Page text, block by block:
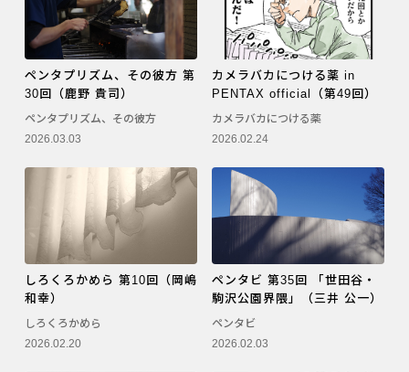
ペンタプリズム、その彼方 第
30回（鹿野 貴司）
ペンタプリズム、その彼方
2026.03.03
カメラバカにつける薬 in
PENTAX official（第49回）
カメラバカにつける薬
2026.02.24
しろくろかめら 第10回（岡嶋
和幸）
しろくろかめら
2026.02.20
ペンタビ 第35回 「世田谷・
駒沢公園界隈」（三井 公一）
ペンタビ
2026.02.03